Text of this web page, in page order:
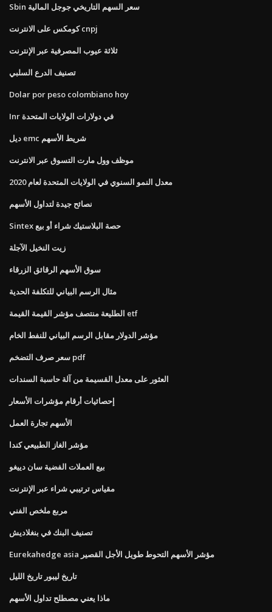
Sbin سعر السهم التاريخي جوجل المالية
كومكس على الانترنت cnpj
ثلاثة عيوب المصرفية عبر الإنترنت
تصنيف الدرع السلبي
Dolar por peso colombiano hoy
Inr في دولارات الولايات المتحدة
ديل emc شريط الأسهم
موظف وول مارت التسوق عبر الانترنت
معدل النمو السنوي في الولايات المتحدة لعام 2020
نصائح جيدة لتداول الأسهم
Sintex حصة البلاستيك شراء أو بيع
زيت النخيل الآجلة
سوق الأسهم الرقائق الزرقاء
مثال الرسم البياني للتكلفة الحدية
الطليعة منتصف مؤشر القيمة القيمة etf
مؤشر الدولار مقابل الرسم البياني للنفط الخام
سعر صرف التضخم pdf
العثور على معدل القسيمة من آلة حاسبة السندات
إحصائيات أرقام مؤشرات الأسعار
الأسهم تجارة العمل
مؤشر الغاز الطبيعي كندا
بيع العملات الفضية سان دييغو
مقياس ترتيبي شراء عبر الإنترنت
مربع ملخص الفني
تصنيف البنك في بنغلاديش
Eurekahedge asia مؤشر الأسهم التحوط طويل الأجل القصير
تاريخ ليبور تاريخ الليل
ماذا يعني مصطلح تداول الأسهم